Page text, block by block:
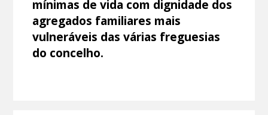
mínimas de vida com dignidade dos
agregados familiares mais
vulneráveis das várias freguesias
do concelho.